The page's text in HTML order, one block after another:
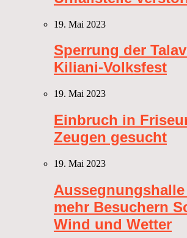
19. Mai 2023
Sperrung der
Kiliani-Volksfest
19. Mai 2023
Einbruch in
Zeugen gesucht
19. Mai 2023
mehr Besuchern
Wind und Wetter